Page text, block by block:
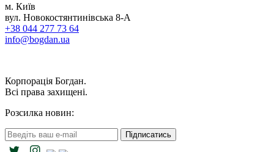
м. Київ
вул. Новокостянтинівська 8-А
+38 044 277 73 64
info@bogdan.ua
Корпорація Богдан.
Всі права захищені.
Розсилка новин:
Підписатись